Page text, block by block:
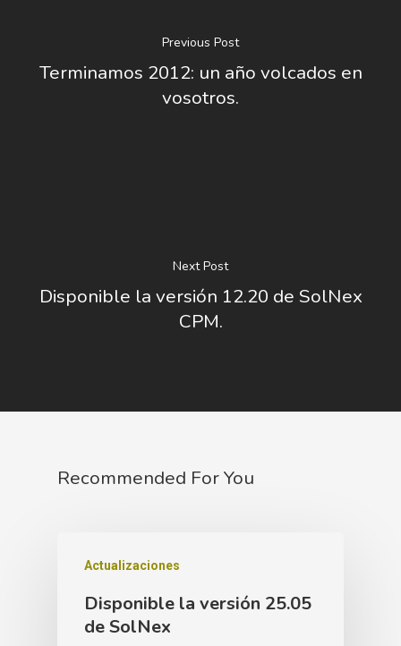
Previous Post
Terminamos 2012: un año volcados en
vosotros.
Next Post
Disponible la versión 12.20 de SolNex
CPM.
Recommended For You
Actualizaciones
Disponible la versión 25.05
de SolNex